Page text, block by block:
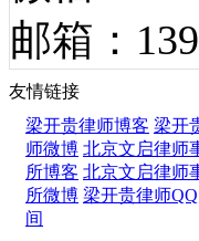
邮箱：
友情链接
梁开贵律师博客 梁开
师微博 北京文启律师
所博客 北京文启律师
所微博 梁开贵律师
间